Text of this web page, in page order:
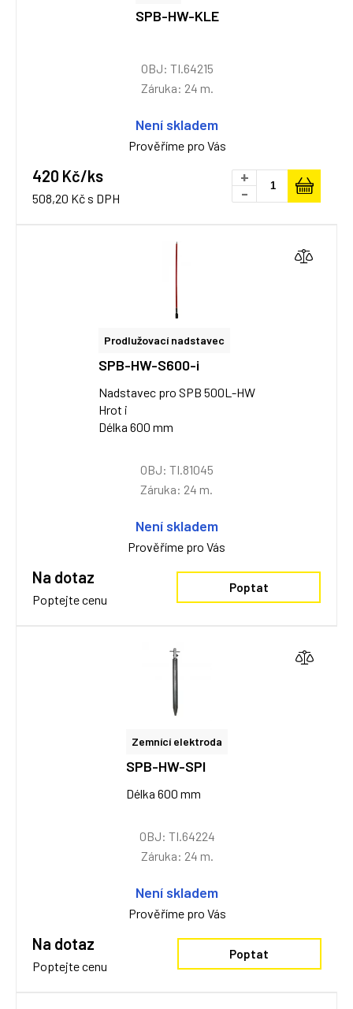
SPB-HW-KLE
OBJ: TI.64215
Záruka: 24 m.
Není skladem
Prověříme pro Vás
420 Kč/ks
508,20 Kč s DPH
+
-
Prodlužovací nadstavec
SPB-HW-S600-i
Nadstavec pro SPB 500L-HW
Hrot i
Délka 600 mm
OBJ: TI.81045
Záruka: 24 m.
Není skladem
Prověříme pro Vás
Na dotaz
Poptejte cenu
Poptat
Zemnící elektroda
SPB-HW-SPI
Délka 600 mm
OBJ: TI.64224
Záruka: 24 m.
Není skladem
Prověříme pro Vás
Na dotaz
Poptejte cenu
Poptat